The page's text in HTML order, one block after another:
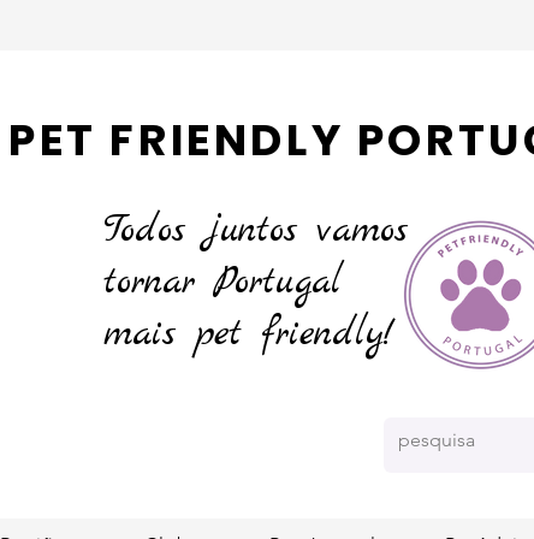
PET FRIENDLY
Todos juntos vamos
tornarPortugal
mais pet friendly!